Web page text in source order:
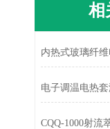
相
内热式玻璃纤
CQQ-1000射流